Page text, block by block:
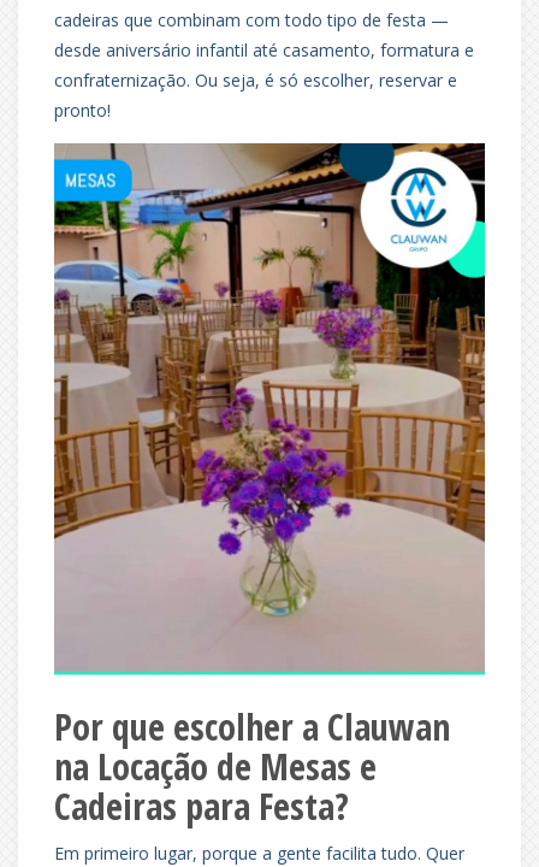
cadeiras que combinam com todo tipo de festa —
desde aniversário infantil até casamento, formatura e
confraternização. Ou seja, é só escolher, reservar e
pronto!
Por que escolher a Clauwan
na Locação de Mesas e
Cadeiras para Festa?
Em primeiro lugar, porque a gente facilita tudo. Quer